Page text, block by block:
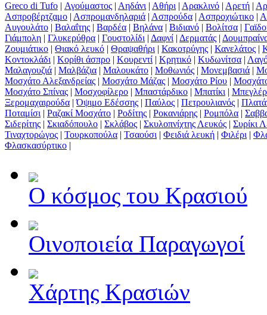
Greco di Tufo | Αγούμαστος | Αηδάνι | Αθήρι | Αρακλινό | Αρετή |
Ασπροβέρτζαμο | Ασπρομανδηλαριά | Ασπρούδα | Ασπροχιώτικο |
Αυγουλάτο | Βαλαΐτης | Βαρδέα | Βηλάνα | Βιδιανό | Βολίτσα |
Γιάμπολη | Γλυκερύθρα | Γουστολίδι | Δαφνί | Δερματάς |
Ζουμιάτικο | Θιακό λευκό | Θραψαθήρι | Κακοτρύγης | Κανελάτος |
Κοντοκλάδι | Κορίθι άσπρο | Κουρεντί | Κρητικό | Κυδωνίτσα |
Μαλαγουζιά | Μαλβάζια | Μαλουκάτο | Μοθωνιός | Μονεμβασιά |
Μοσχάτο Αλεξανδρείας | Μοσχάτο Μάζας | Μοσχάτο Ρίου |
Μοσχάτο Σπίνας | Μοσχοφίλερο | Μπαστάρδικο | Μπατίκι |
Ξερομαχαιρούδα |Όψιμο Εδέσσης | Παύλος | Πετρουλιανός |
Ποταμίσι | Ραζακί Μοσχάτο | Ροδίτης | Ροκανιάρης | Ρομπόλα |
Σιδερίτης | Σκιαδόπουλο | Σκλάβος | Σκυλοπνίχτης Λευκός | Συρίκι
Τιναχτορώγος | Τουρκοπούλα | Τσαούσι | Φειδιά λευκή | Φιλέρι |
Φλασκασύρτικο |
Ο κόσμος του Κρασιού
Οινοποιεία Παραγωγοί
Χάρτης Κρασιών